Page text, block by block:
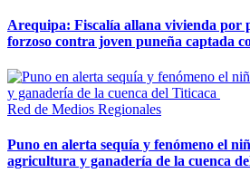
Arequipa: Fiscalía allana vivienda por
forzoso contra joven puneña captada
Red de Medios Regionales
Puno en alerta sequía y fenómeno el
agricultura y ganadería de la cuenca